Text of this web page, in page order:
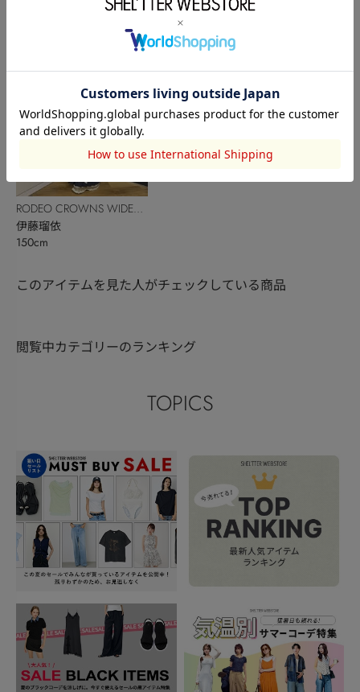
RODEO CROWNS WIDE
BOWL
伊藤瑠依
150cm
150cm
このアイテムを見た人がチェックしている商品
閲覧中カテゴリーのランキング
TOPICS